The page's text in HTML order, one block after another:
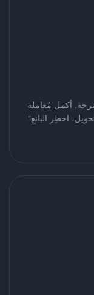
أكمل مُعاملة
اخطِر البائع"